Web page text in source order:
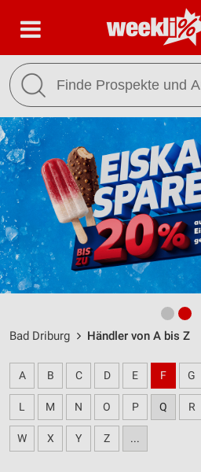
Bad Driburg Händler von A bis Z
A B C D E F G
L M N O P Q R
W X Y Z ...